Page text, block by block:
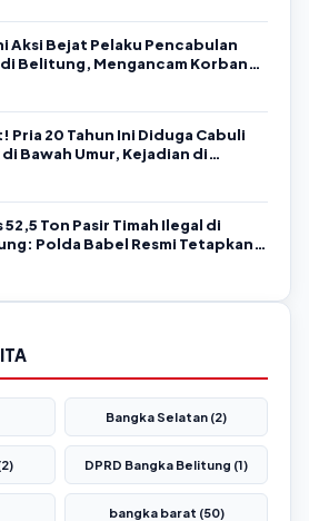
Aksi Bejat Pelaku Pencabulan
Belitung, Mengancam Korban
Pria 20 Tahun Ini Diduga Cabuli
Bawah Umur, Kejadian di
52,5 Ton Pasir Timah Ilegal di
Polda Babel Resmi Tetapkan 4
Bangka Selatan (2)
DPRD Bangka Belitung (1)
bangka barat (50)